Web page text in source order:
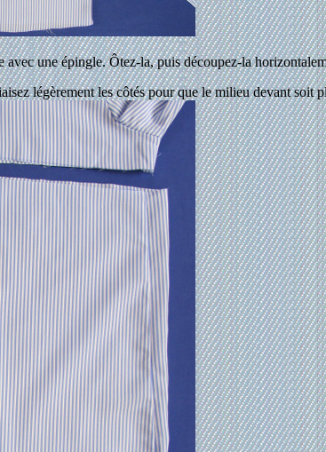
une épingle. Ôtez-la, puis découpez-la
légèrement les côtés pour que le milieu devant soit